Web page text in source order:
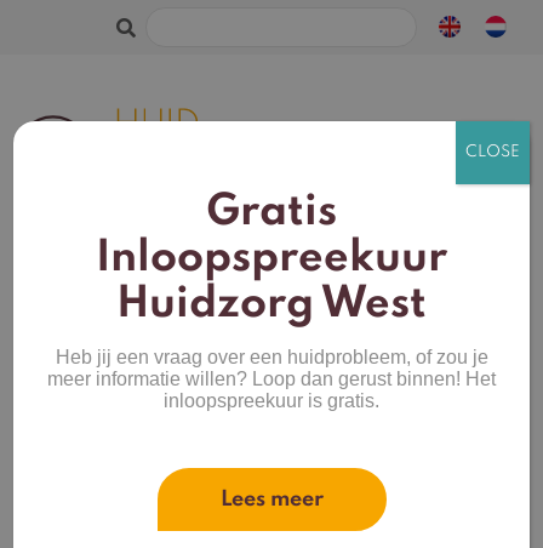
Zoeken
Privacy en cookieverklaring
PERSOONSGEGEVENS DIE WORDEN VERWERKT
waaronder medische gegevens – verwerken,
doordat u gebruik maakt van de diensten van
Gratis
Inloopspreekuur
Huidzorg West
Heb jij een vraag over een huidprobleem, of zou je
meer informatie willen? Loop dan gerust binnen! Het
inloopspreekuur is gratis.
Lees meer